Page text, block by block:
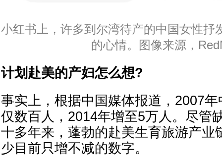
小红书上，许多到尔湾待产的中国女性抒
的心情。图像来源，
计划赴美的产妇怎么想?
事实上，根据中国媒体报道，2007
仅数百人，2014年增至5万人。尽管
十多年来，蓬勃的赴美生育旅游产业
少目前只增不减的数字。